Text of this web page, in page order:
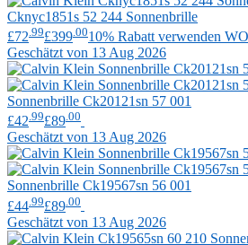
Cknyc1851s 52 244 Sonnenbrille
£72 .99£399 .0010% Rabatt verwenden
Geschätzt von 13 Aug 2026
Sonnenbrille Ck20121sn 57 001
£42 .99£89 .00
Geschätzt von 13 Aug 2026
Sonnenbrille Ck19567sn 56 001
£44 .99£89 .00
Geschätzt von 13 Aug 2026